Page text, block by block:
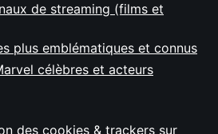
de streaming (films et
plus emblématiques et connus
célèbres et acteurs
des cookies & trackers sur